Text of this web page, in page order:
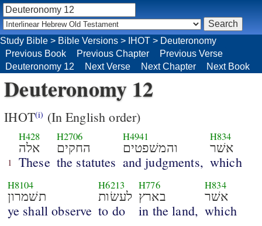
Study Bible > Bible Versions > IHOT > Deuteronomy
Previous Book
Previous Chapter
Previous Verse
Deuteronomy 12
Next Verse Next Chapter Next Book
Deuteronomy 12
IHOT(i) (In English order)
1
H428
אלה
These
H2706
החקים
the statutes
H4941
והמשׁפטים
and judgments,
H834
אשׁר
which
H8104
תשׁמרון
ye shall observe
H6213
לעשׂות
to do
H776
בארץ
in the land,
H834
אשׁר
which